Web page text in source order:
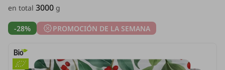
en total 3000 g
-28% PROMOCIÓN DE LA SEMANA